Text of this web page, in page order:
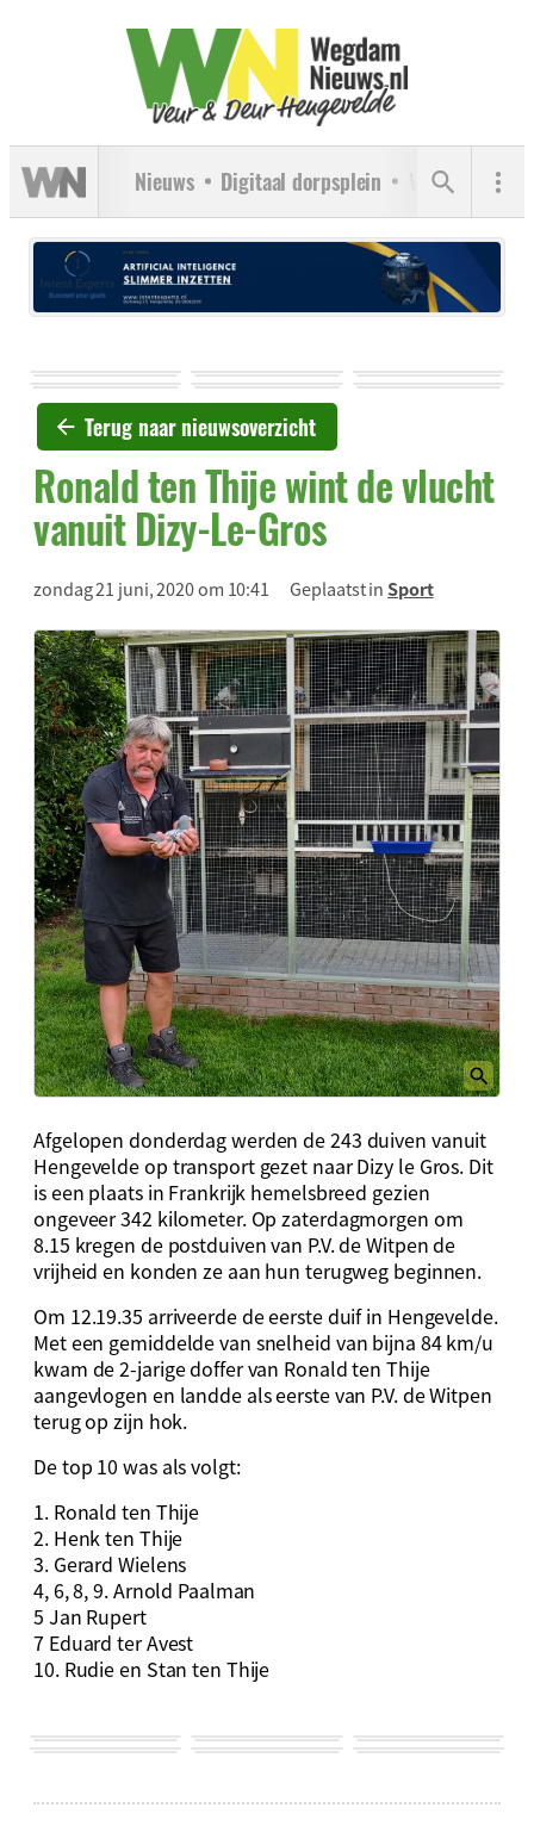
Nieuws Digitaal dorpsplein Verenigingen
Terug naar nieuwsoverzicht
Ronald ten Thije wint de vlucht
vanuit Dizy-Le-Gros
zondag 21 juni, 2020 om 10:41 Geplaatst inSport
Afgelopen donderdag werden de 243 duiven vanuit
Hengevelde op transport gezet naar Dizy le Gros. Dit
is een plaats in Frankrijk hemelsbreed gezien
ongeveer 342 kilometer. Op zaterdagmorgen om
8.15 kregen de postduiven van P.V. de Witpen de
vrijheid en konden ze aan hun terugweg beginnen.
Om 12.19.35 arriveerde de eerste duif in Hengevelde.
Met een gemiddelde van snelheid van bijna 84 km/u
kwam de 2-jarige doffer van Ronald ten Thije
aangevlogen en landde als eerste van P.V. de Witpen
terug op zijn hok.
De top 10 was als volgt:
1. Ronald ten Thije
2. Henk ten Thije
3. Gerard Wielens
4, 6, 8, 9. Arnold Paalman
5 Jan Rupert
7 Eduard ter Avest
10. Rudie en Stan ten Thije